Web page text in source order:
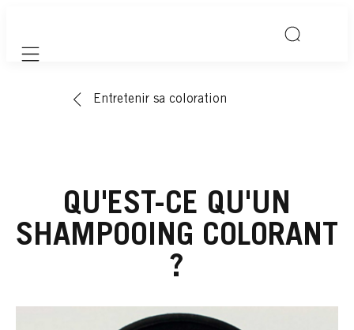
Mobile navigation
Entretenir sa coloration
QU'EST-CE QU'UN
SHAMPOOING COLORANT
?